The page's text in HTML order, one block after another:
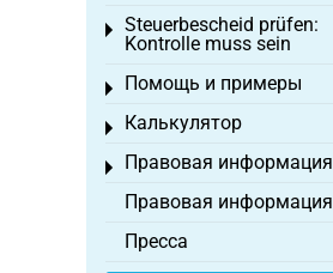
Steuerbescheid prüfen:
Kontrolle muss sein
Toggle menu
Помощь и примеры
Toggle menu
Калькулятор
Toggle menu
Правовая информация
Toggle menu
Правовая информация
Пресса